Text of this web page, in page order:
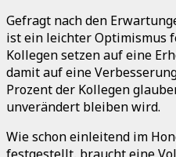
Gefragt nach den
ist ein leichter Optimismus
Kollegen setzen auf eine
damit auf eine
Prozent der Kollegen
unverändert bleiben wird.
Wie schon einleitend im